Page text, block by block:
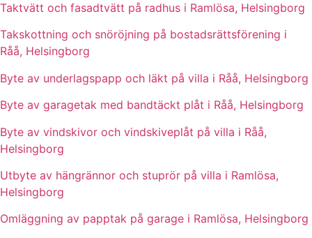
Taktvätt och fasadtvätt på radhus i Ramlösa, Helsingborg
Takskottning och snöröjning på bostadsrättsförening i
Råå, Helsingborg
Byte av underlagspapp och läkt på villa i Råå, Helsingborg
Byte av garagetak med bandtäckt plåt i Råå, Helsingborg
Byte av vindskivor och vindskiveplåt på villa i Råå,
Helsingborg
Utbyte av hängrännor och stuprör på villa i Ramlösa,
Helsingborg
Omläggning av papptak på garage i Ramlösa, Helsingborg